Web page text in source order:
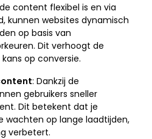
content flexibel is en via
kunnen websites dynamisch
op basis van
Dit verhoogt de
op conversie.
: Dankzij de
gebruikers sneller
Dit betekent dat je
wachten op lange laadtijden,
verbetert.